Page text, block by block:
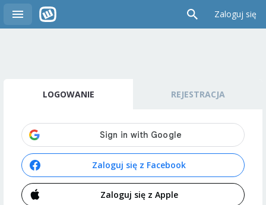
Zaloguj się
LOGOWANIE REJESTRACJA
Zaloguj się z Facebook
Zaloguj się z Apple